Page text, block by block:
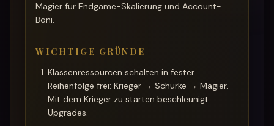
Magier für Endgame-Skalierung und Account-
Boni.
WICHTIGE GRÜNDE
Klassenressourcen schalten in fester
Reihenfolge frei: Krieger → Schurke → Magier.
Mit dem Krieger zu starten beschleunigt
Upgrades.